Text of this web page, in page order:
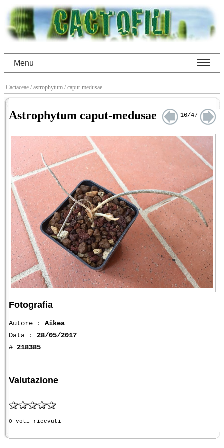
Menu
Cactaceae / astrophytum / caput-medusae
Astrophytum caput-medusae 16/47
Fotografia
Autore : Aikea
Data : 28/05/2017
# 218385
Valutazione
0 voti ricevuti